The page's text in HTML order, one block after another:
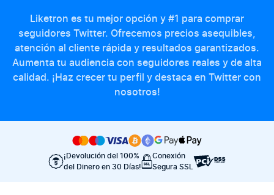
Liketron es tu mejor opción y #1 para comprar
seguidores Twitter. Ofrecemos precios asequibles,
atención al cliente rápida y resultados garantizados.
Aumenta tu audiencia con seguidores reales y de alta
calidad. ¡Haz crecer tu perfil y destaca en Twitter con
nosotros!
¡Devolución del 100%
del Dinero en 30 Días!
Conexión
Segura SSL